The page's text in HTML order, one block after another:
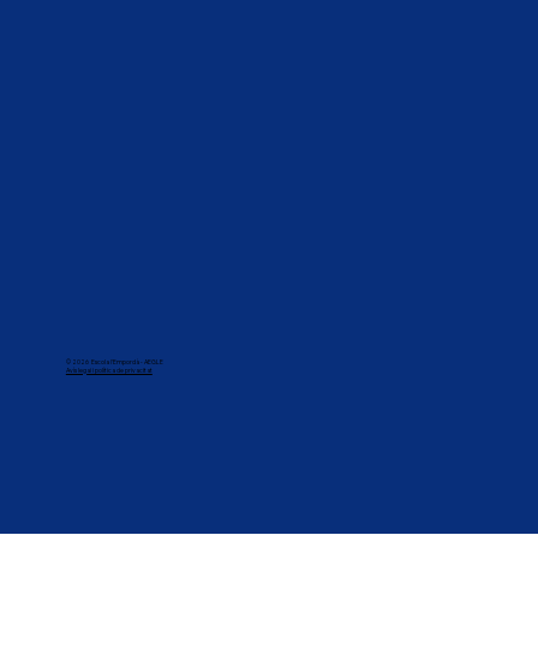
© 2026 Escola l'Empordà - AEGLE
Avís legai i política de privacitat